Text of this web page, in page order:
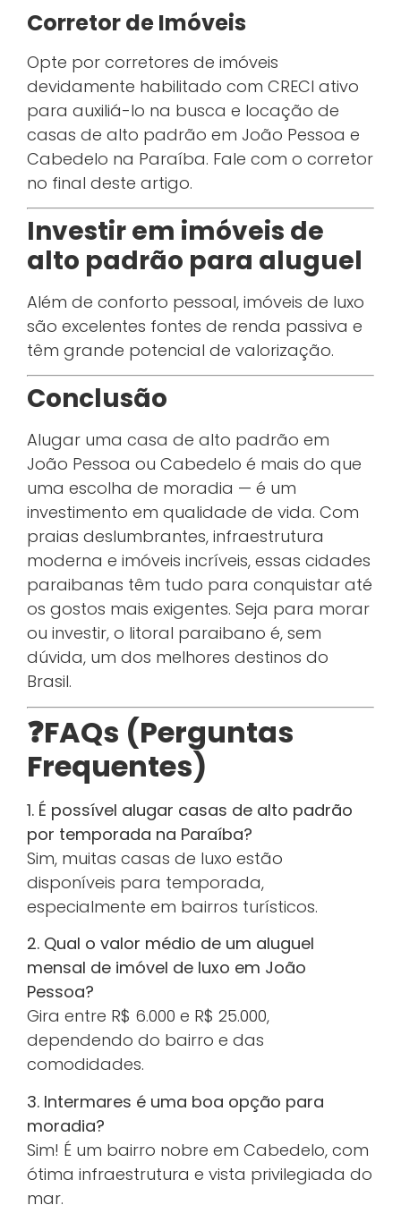
Corretor de Imóveis
Opte por corretores de imóveis
devidamente habilitado com CRECI ativo
para auxiliá-lo na busca e locação de
casas de alto padrão em João Pessoa e
Cabedelo na Paraíba. Fale com o corretor
no final deste artigo.
Investir em imóveis de
alto padrão para aluguel
Além de conforto pessoal, imóveis de luxo
são excelentes fontes de renda passiva e
têm grande potencial de valorização.
Conclusão
Alugar uma casa de alto padrão em
João Pessoa ou Cabedelo é mais do que
uma escolha de moradia — é um
investimento em qualidade de vida. Com
praias deslumbrantes, infraestrutura
moderna e imóveis incríveis, essas cidades
paraibanas têm tudo para conquistar até
os gostos mais exigentes. Seja para morar
ou investir, o litoral paraibano é, sem
dúvida, um dos melhores destinos do
Brasil.
❓FAQs (Perguntas
Frequentes)
1. É possível alugar casas de alto padrão
por temporada na Paraíba?
Sim, muitas casas de luxo estão
disponíveis para temporada,
especialmente em bairros turísticos.
2. Qual o valor médio de um aluguel
mensal de imóvel de luxo em João
Pessoa?
Gira entre R$ 6.000 e R$ 25.000,
dependendo do bairro e das
comodidades.
3. Intermares é uma boa opção para
moradia?
Sim! É um bairro nobre em Cabedelo, com
ótima infraestrutura e vista privilegiada do
mar.